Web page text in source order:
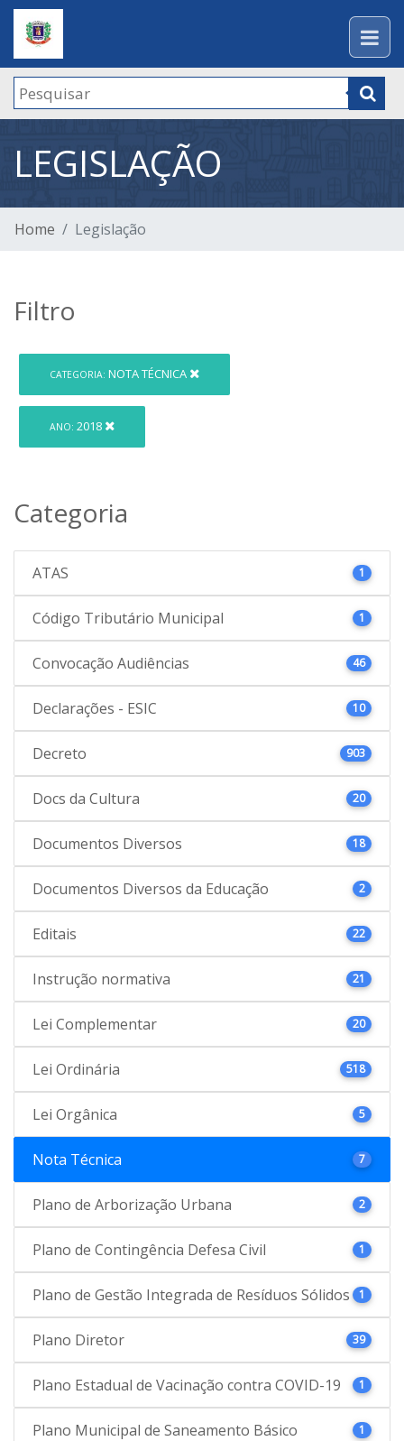
LEGISLAÇÃO
Home Legislação
Filtro
CATEGORIA: NOTA TÉCNICA
ANO: 2018
Categoria
ATAS 1
Código Tributário Municipal 1
Convocação Audiências 46
Declarações - ESIC 10
Decreto 903
Docs da Cultura 20
Documentos Diversos 18
Documentos Diversos da Educação 2
Editais 22
Instrução normativa 21
Lei Complementar 20
Lei Ordinária 518
Lei Orgânica 5
Nota Técnica 7
Plano de Arborização Urbana 2
Plano de Contingência Defesa Civil 1
Plano de Gestão Integrada de Resíduos Sólidos 1
Plano Diretor 39
Plano Estadual de Vacinação contra COVID-19 1
Plano Municipal de Saneamento Básico 1